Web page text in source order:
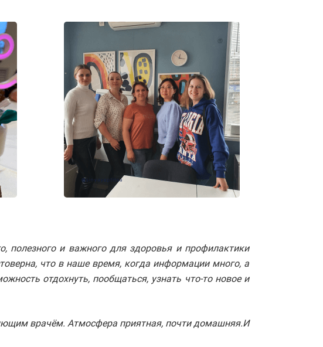
полезного и важного для здоровья и профилактики
что в наше время, когда информации много, а
отдохнуть, пообщаться, узнать что-то новое и
врачём. Атмосфера приятная, почти домашняя.И